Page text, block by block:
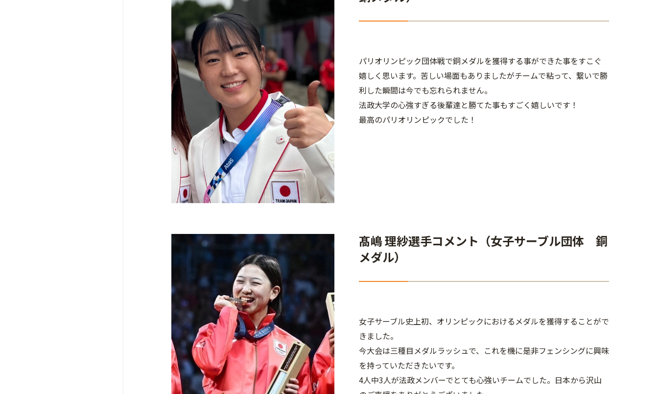
パリオリンピック団体戦で銅メダルを獲得する事ができた事をすこぐ
嬉しく思います。苦しい場面もありましたがチームで粘って、繋いで勝
利した瞬間は今でも忘れられません。
法政大学の心強すぎる後輩達と勝てた事もすごく嬉しいです！
最高のパリオリンピックでした！
髙嶋 理紗選手コメント（女子サーブル団体 銅
メダル）
女子サーブル史上初、オリンピックにおけるメダルを獲得することがで
きました。
今大会は三種目メダルラッシュで、これを機に是非フェンシングに興味
を持っていただきたいです。
4人中3人が法政メンバーでとても心強いチームでした。日本から沢山